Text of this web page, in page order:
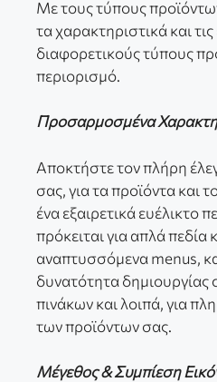
Με τους τύπους
τα χαρακτηριστικά και
διαφορετικούς τύπους
περιορισμό.
Προσαρμοσμένα
Αποκτήστε τον πλήρη
σας, για τα προϊόντα και
ένα εξαιρετικά ευέλικτο
πρόκειται για απλά πεδία
αναπτυσσόμενα menus,
δυνατότητα δημιουργίας
πινάκων και λοιπά, για
των προϊόντων σας.
Μέγεθος & Συμπίεση